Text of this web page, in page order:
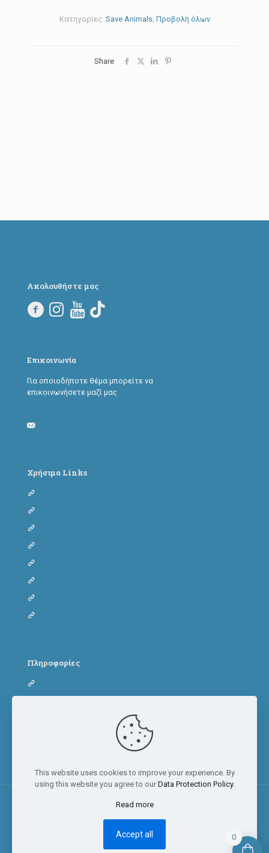
Κατηγορίες: Save Animals, Προβολή όλων
Share
Ακολουθήστε μας
Επικοινωνία
Για οποιοδήποτε θέμα μπορείτε να
επικοινωνήσετε μαζί μας
Χρήσιμα Links
Πληροφορίες
© 2023 Adopt a paw today | All Rights Reserved
This website uses cookies to improve your experience. By
using this website you agree to our Data Protection Policy.
Read more
Accept all 0